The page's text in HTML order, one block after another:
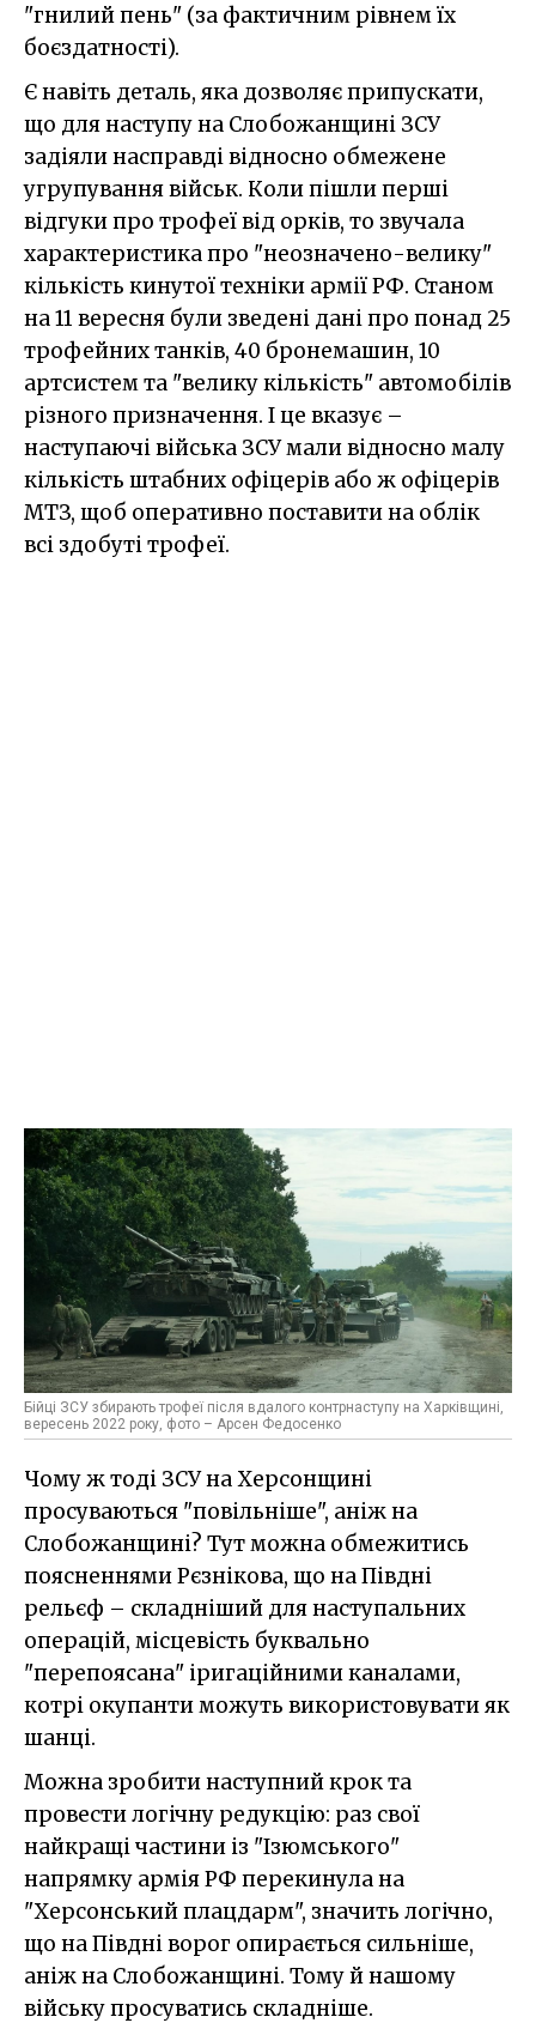
"гнилий пень" (за фактичним рівнем їх
боєздатності).
Є навіть деталь, яка дозволяє припускати,
що для наступу на Слобожанщині ЗСУ
задіяли насправді відносно обмежене
угрупування військ. Коли пішли перші
відгуки про трофеї від орків, то звучала
характеристика про "неозначено-велику"
кількість кинутої техніки армії РФ. Станом
на 11 вересня були зведені дані про понад 25
трофейних танків, 40 бронемашин, 10
артсистем та "велику кількість" автомобілів
різного призначення. І це вказує –
наступаючі війська ЗСУ мали відносно малу
кількість штабних офіцерів або ж офіцерів
МТЗ, щоб оперативно поставити на облік
всі здобуті трофеї.
Бійці ЗСУ збирають трофеї після вдалого контрнаступу на Харківщині,
вересень 2022 року, фото – Арсен Федосенко
Чому ж тоді ЗСУ на Херсонщині
просуваються "повільніше", аніж на
Слобожанщині? Тут можна обмежитись
поясненнями Рєзнікова, що на Півдні
рельєф – складніший для наступальних
операцій, місцевість буквально
"перепоясана" іригаційними каналами,
котрі окупанти можуть використовувати як
шанці.
Можна зробити наступний крок та
провести логічну редукцію: раз свої
найкращі частини із "Ізюмського"
напрямку армія РФ перекинула на
"Херсонський плацдарм", значить логічно,
що на Півдні ворог опирається сильніше,
аніж на Слобожанщині. Тому й нашому
війську просуватись складніше.